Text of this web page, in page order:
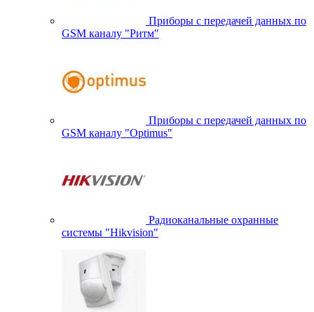
Приборы с передачей данных по
GSM каналу "Ритм"
Приборы с передачей данных по
GSM каналу "Optimus"
Радиоканальные охранные
системы "Hikvision"